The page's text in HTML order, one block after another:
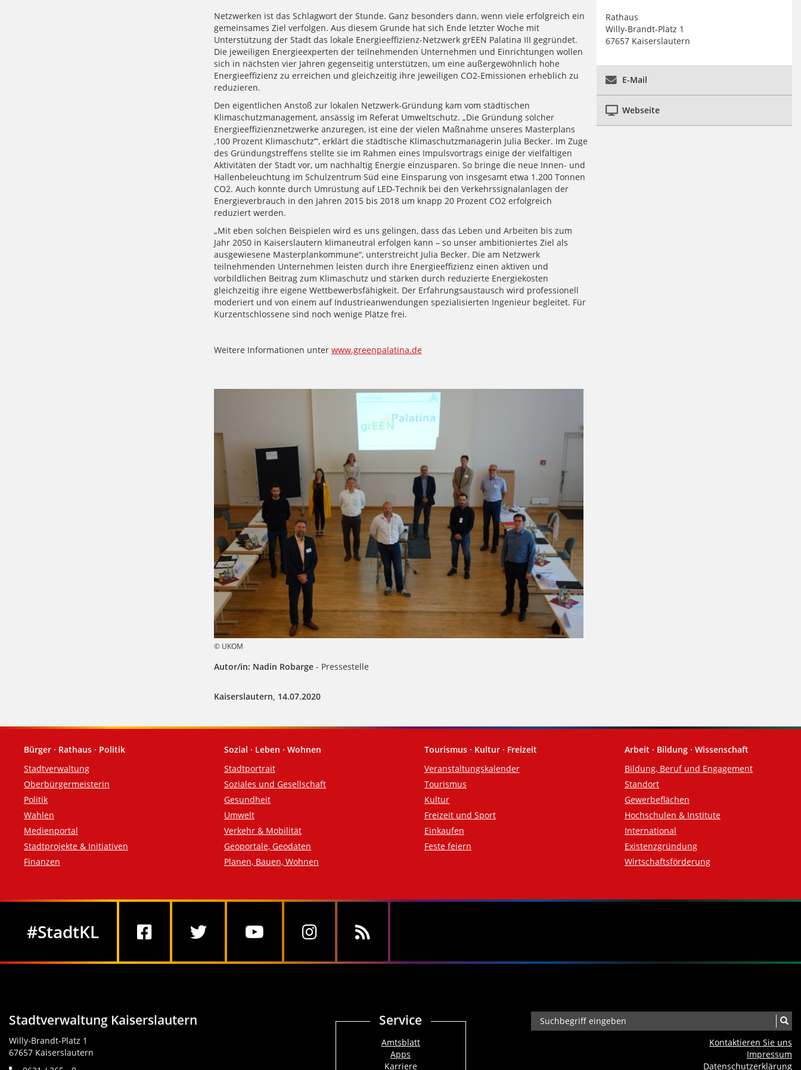
Netzwerken ist das Schlagwort der Stunde. Ganz besonders dann, wenn viele erfolgreich ein
gemeinsames Ziel verfolgen. Aus diesem Grunde hat sich Ende letzter Woche mit
Unterstützung der Stadt das lokale Energieeffizienz-Netzwerk grEEN Palatina III gegründet.
Die jeweiligen Energieexperten der teilnehmenden Unternehmen und Einrichtungen wollen
sich in nächsten vier Jahren gegenseitig unterstützen, um eine außergewöhnlich hohe
Energieeffizienz zu erreichen und gleichzeitig ihre jeweiligen CO2-Emissionen erheblich zu
reduzieren.
Den eigentlichen Anstoß zur lokalen Netzwerk-Gründung kam vom städtischen
Klimaschutzmanagement, ansässig im Referat Umweltschutz. „Die Gründung solcher
Energieeffizienznetzwerke anzuregen, ist eine der vielen Maßnahme unseres Masterplans
‚100 Prozent Klimaschutz‘“, erklärt die städtische Klimaschutzmanagerin Julia Becker. Im Zuge
des Gründungstreffens stellte sie im Rahmen eines Impulsvortrags einige der vielfältigen
Aktivitäten der Stadt vor, um nachhaltig Energie einzusparen. So bringe die neue Innen- und
Hallenbeleuchtung im Schulzentrum Süd eine Einsparung von insgesamt etwa 1.200 Tonnen
CO2. Auch konnte durch Umrüstung auf LED-Technik bei den Verkehrssignalanlagen der
Energieverbrauch in den Jahren 2015 bis 2018 um knapp 20 Prozent CO2 erfolgreich
reduziert werden.
„Mit eben solchen Beispielen wird es uns gelingen, dass das Leben und Arbeiten bis zum
Jahr 2050 in Kaiserslautern klimaneutral erfolgen kann – so unser ambitioniertes Ziel als
ausgewiesene Masterplankommune“, unterstreicht Julia Becker. Die am Netzwerk
teilnehmenden Unternehmen leisten durch ihre Energieeffizienz einen aktiven und
vorbildlichen Beitrag zum Klimaschutz und stärken durch reduzierte Energiekosten
gleichzeitig ihre eigene Wettbewerbsfähigkeit. Der Erfahrungsaustausch wird professionell
moderiert und von einem auf Industrieanwendungen spezialisierten Ingenieur begleitet. Für
Kurzentschlossene sind noch wenige Plätze frei.
Weitere Informationen unter www.greenpalatina.de
© UKOM
Autor/in: Nadin Robarge - Pressestelle
Kaiserslautern, 14.07.2020
Rathaus
Willy-Brandt-Platz 1
67657 Kaiserslautern
E-Mail
Webseite
Fußzeile
Bürger · Rathaus · Politik
Stadtverwaltung
Oberbürgermeisterin
Politik
Wahlen
Medienportal
Stadtprojekte & Initiativen
Finanzen
Sozial · Leben · Wohnen
Stadtportrait
Soziales und Gesellschaft
Gesundheit
Umwelt
Verkehr & Mobilität
Geoportale, Geodaten
Planen, Bauen, Wohnen
Tourismus · Kultur · Freizeit
Veranstaltungskalender
Tourismus
Kultur
Freizeit und Sport
Einkaufen
Feste feiern
Arbeit · Bildung · Wissenschaft
Bildung, Beruf und Engagement
Standort
Gewerbeflächen
Hochschulen & Institute
International
Existenzgründung
Wirtschaftsförderung
#StadtKL
Stadtverwaltung Kaiserslautern
Willy-Brandt-Platz 1
67657 Kaiserslautern
Service
Amtsblatt
Apps
Karriere
Kontaktieren Sie uns
Impressum
Datenschutzerklärung